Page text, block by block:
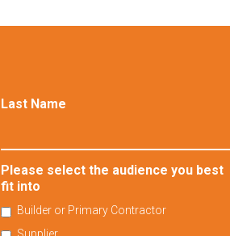
Last Name
Please select the audience you best
fit into
Builder or Primary Contractor